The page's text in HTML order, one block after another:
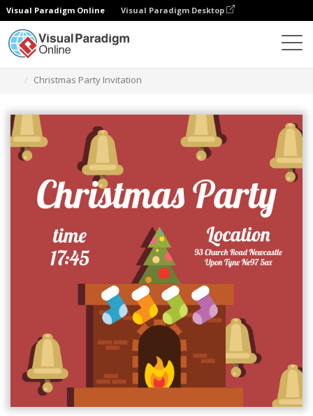
Visual Paradigm Online Visual Paradigm Desktop
Christmas Party Invitation